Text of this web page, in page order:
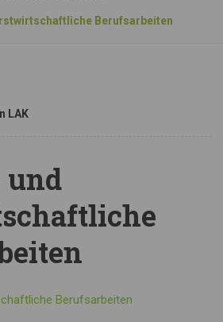
Berufsarbeiten
LAK
Berufsarbeiten